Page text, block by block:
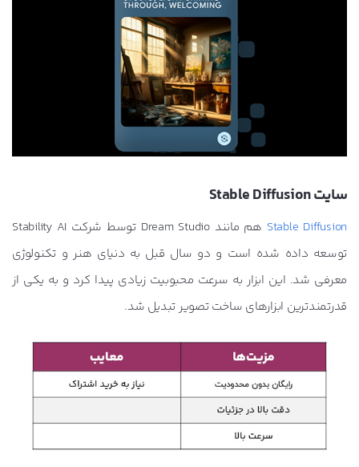
سایت Stable Diffusion
Stable Diffusion
هم مانند Dream Studio توسط شرکت Stability AI
توسعه داده شده است و دو سال قبل به دنیای هنر و تکنولوژی
معرفی شد. این ابزار به سرعت محبوبیت زیادی پیدا کرد و به یکی از
قدرتمندترین ابزارهای ساخت تصویر تبدیل شد.